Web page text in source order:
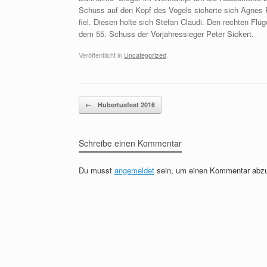
Schuss auf den Kopf des Vogels sicherte sich
fiel. Diesen holte sich Stefan Claudi. Den rechten
dem 55. Schuss der Vorjahressieger Peter Sickert.
Veröffentlicht in Uncategorized
Beitragsnavigation
← Hubertusfest 2016
Schreibe einen Kommentar
Du musst angemeldet sein, um einen Kommentar